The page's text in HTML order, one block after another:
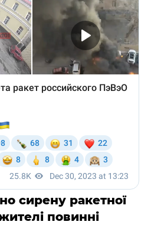
сирену ракетної
повинні